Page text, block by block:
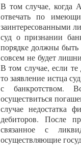
В том случае, когда
отвечать по
заинтересованными
суд о признании
порядке должны быть
совсем не будет
В том случае, если
то заявление истца
с банкротством.
осуществиться
случае недостатка
дебиторов. После
связанное с
осуществляющие